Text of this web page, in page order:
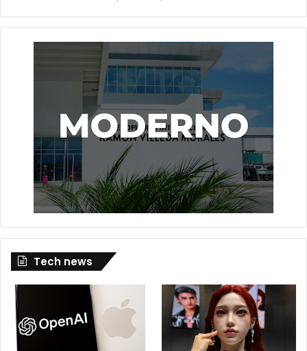
Tech news